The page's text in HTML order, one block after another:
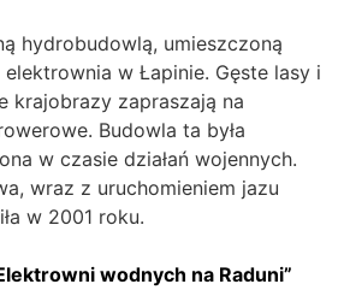
hydrobudowlą, umieszczoną
elektrownia w Łapinie. Gęste lasy i
krajobrazy zapraszają na
Budowla ta była
w czasie działań wojennych.
wraz z uruchomieniem jazu
w 2001 roku.
wodnych na Raduni”